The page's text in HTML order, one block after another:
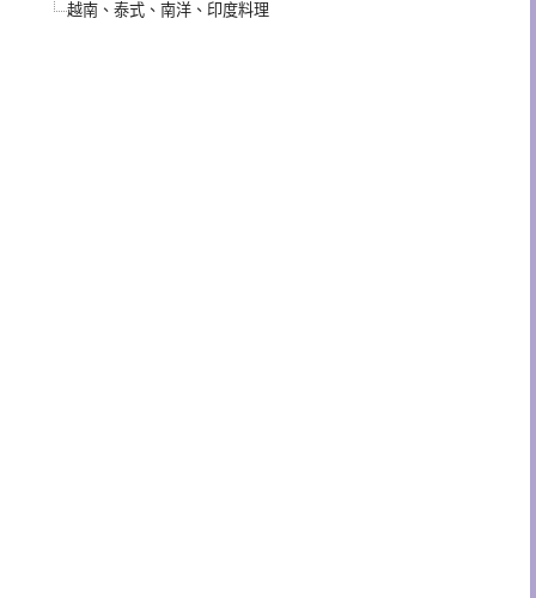
越南、泰式、南洋、印度料理